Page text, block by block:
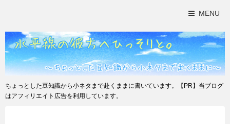
MENU
ちょっとした豆知識から小ネタまで赴くままに書いています。【PR】当ブログ
はアフィリエイト広告を利用しています。